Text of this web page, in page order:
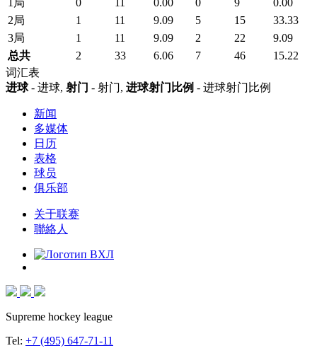
1局
0 11 0.00 0 9
0.00
2局
1 11 9.09 5 15
33.33
3局
1 11 9.09 2 22
9.09
总共
2 33 6.06 7 46
15.22
词汇表
进球- 进球, 射门 - 射门, 进球射门比例 - 进球射门比例
新闻
多媒体
日历
表格
球员
俱乐部
关于联赛
聯絡人
Supreme hockey league
Tel: +7 (495) 647-71-11